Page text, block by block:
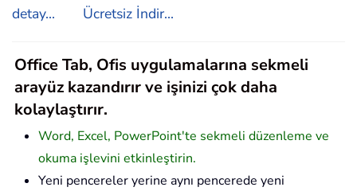
detay...
Ücretsiz İndir...
Office Tab, Ofis uygulamalarına sekmeli
arayüz kazandırır ve işinizi çok daha
kolaylaştırır.
Word, Excel, PowerPoint'te sekmeli düzenleme ve
okuma işlevini etkinleştirin.
Yeni pencereler yerine aynı pencerede yeni